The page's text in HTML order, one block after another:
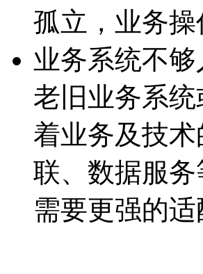
孤立，业务
业务系统不
老旧业务系统
着业务及技术
联、数据服
需要更强的适